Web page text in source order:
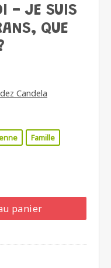
- JE SUIS
QUE
Candela
Famille
panier